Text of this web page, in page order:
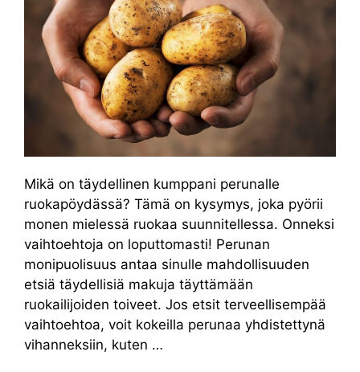
Mikä on täydellinen kumppani perunalle
ruokapöydässä? Tämä on kysymys, joka pyörii
monen mielessä ruokaa suunnitellessa. Onneksi
vaihtoehtoja on loputtomasti! Perunan
monipuolisuus antaa sinulle mahdollisuuden
etsiä täydellisiä makuja täyttämään
ruokailijoiden toiveet. Jos etsit terveellisempää
vaihtoehtoa, voit kokeilla perunaa yhdistettynä
vihanneksiin, kuten …